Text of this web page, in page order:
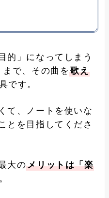
的」になってしまう
で、その曲を歌え
です。
て、ノートを使いな
とを目指してくださ
大のメリットは「楽